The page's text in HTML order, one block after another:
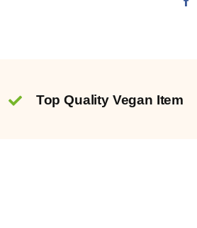
Top Quality Vegan Item